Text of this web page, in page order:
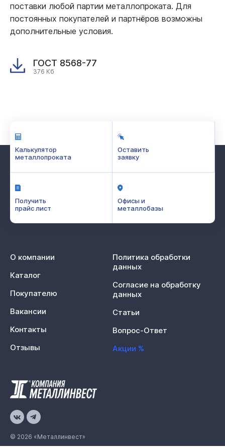
поставки любой партии металлопроката. Для
постоянных покупателей и партнёров возможны
дополнительные условия.
ГОСТ 8568-77
376 Кб
Калькулятор
металлопроката
Оставить
заявку
Получить
прайс лист
Офисы и
металлобазы
© 2026 «Металлинвест»
О компании
Каталог
Покупателю
Вакансии
Контакты
Отзывы
Политика обработки
данных
Согласие на обработку
данных
Статьи
Вопрос-Ответ
Акции %